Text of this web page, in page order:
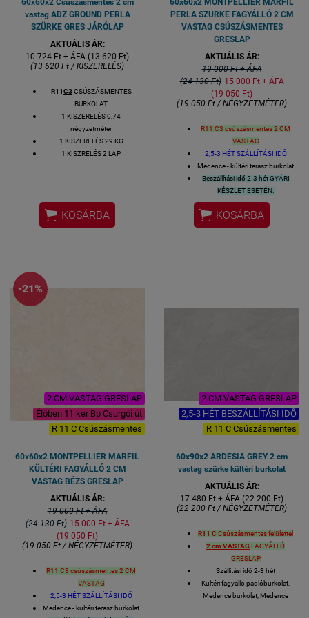
vastag ADZ GROUND PERLA
SZÜRKE GRES JÁRÓLAP
AKTUÁLIS ÁR:
10 724 Ft + ÁFA (13 620 Ft)
(13 620 Ft / KISZERELÉS)
R11C3 CSÚSZÁSMENTES
BURKOLAT
1 KISZERELÉS 0,74
négyzetméter
1 KISZERELÉS 29 KG
1 KISZRELÉS 2 LAP
2,5-3 HÉT SZÁLLÍTÁSI IDŐ
KÜLTÉRI FAGYÁLLÓ BURKOLAT
TERASZ BURKOLAT
 KOSÁRBA
PERLA SZÜRKE FAGYÁLLÓ 2 CM
VASTAG CSÚSZÁSMENTES
GRESLAP
AKTUÁLIS ÁR:
19 000 Ft + ÁFA
(24 130 Ft) 15 000 Ft + ÁFA
(19 050 Ft)
(19 050 Ft / NÉGYZETMÉTER)
R11 C3 csúszásmentes 2 CM
VASTAG
2,5-3 HÉT SZÁLLÍTÁSI IDŐ
Medence - kültéri terasz burkolat
Beszállítási idő 2-3 hét GYÁRI
KÉSZLET ESETÉN.
PEI 4 kopásállóság(5 a
maximum a PEI skálán)
5% alatti vízfelvétellel, tehát
VASTAGSÁG 20 mm
 KOSÁRBA
-21%
2 CM VASTAG GRESLAP
Élőben 11 ker Bp Csurgói út
R 11 C Csúszásmentes
60x60x2 MONTPELLIER MARFIL
KÜLTÉRI FAGYÁLLÓ 2 CM
VASTAG BÉZS GRESLAP
AKTUÁLIS ÁR:
19 000 Ft + ÁFA
(24 130 Ft) 15 000 Ft + ÁFA
(19 050 Ft)
(19 050 Ft / NÉGYZETMÉTER)
R11 C3 csúszásmentes 2 CM
VASTAG
2,5-3 HÉT SZÁLLÍTÁSI IDŐ
Medence - kültéri terasz burkolat
2 CM VASTAG GRESLAP
2,5-3 HÉT BESZÁLLÍTÁSI IDŐ
R 11 C Csúszásmentes
60x90x2 ARDESIA GREY 2 cm
vastag szürke kültéri burkolat
AKTUÁLIS ÁR:
17 480 Ft + ÁFA (22 200 Ft)
(22 200 Ft / NÉGYZETMÉTER)
R11 C Csúszásmentes felülettel
2 cm VASTAG FAGYÁLLÓ
GRESLAP
Szállítási idő 2-3 hét
Kültéri fagyálló padlóburkolat,
Medence burkolat, Medence